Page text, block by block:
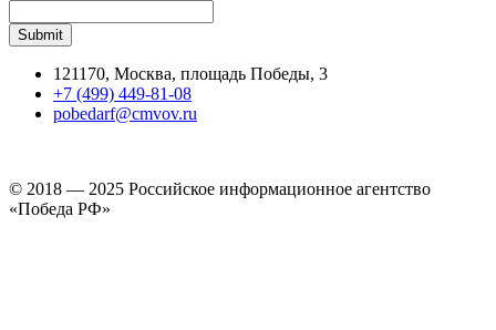
121170, Москва, площадь Победы, 3
+7 (499) 449-81-08
pobedarf@cmvov.ru
© 2018 — 2025 Российское информационное агентство
«Победа РФ»